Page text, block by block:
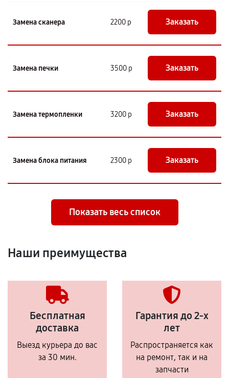
Замена сканера 2200 р Заказать
Замена печки 3500 р Заказать
Замена термопленки 3200 р Заказать
Замена блока питания 2300 р Заказать
Показать весь список
Наши преимущества
Бесплатная
доставка
Выезд курьера до вас
за 30 мин.
Гарантия до 2-х
лет
Распространяется как
на ремонт, так и на
запчасти